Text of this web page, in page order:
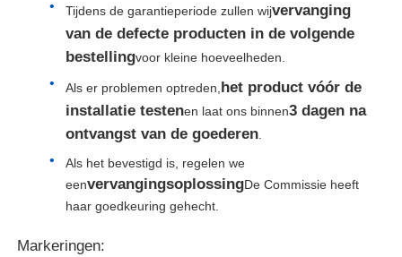
Tijdens de garantieperiode zullen wijvervanging
van de defecte producten in de volgende
bestellingvoor kleine hoeveelheden.
Als er problemen optreden, het product vóór de
installatie testenen laat ons binnen3 dagen na
ontvangst van de goederen
Als het bevestigd is, regelen we
eenvervangingsoplossingDe Commissie heeft
haar goedkeuring gehecht.
Markeringen: